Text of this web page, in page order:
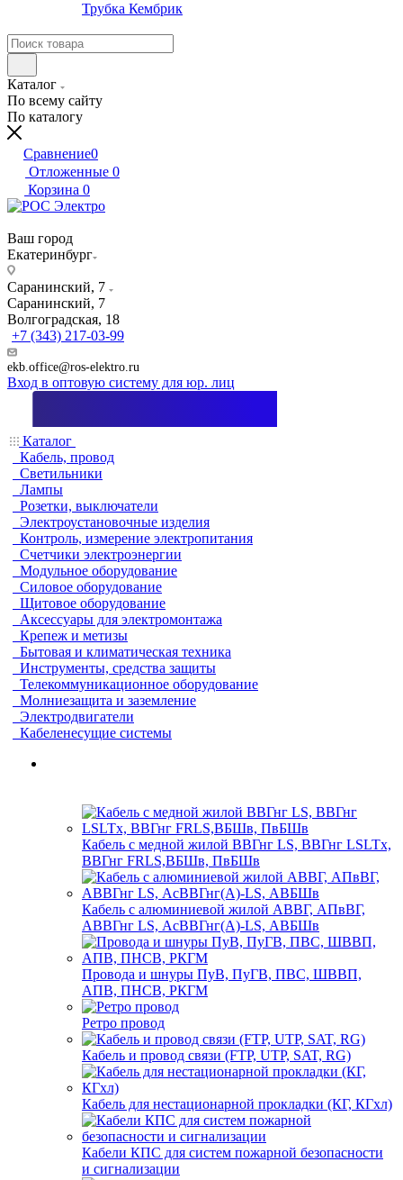
Трубка Кембрик
Каталог
По всему сайту
По каталогу
Сравнение0
Отложенные 0
Корзина 0
Ваш город
Екатеринбург
Саранинский, 7
Саранинский, 7
Волгоградская, 18
+7 (343) 217-03-99
ekb.office@ros-elektro.ru
Вход в оптовую систему для юр. лиц
Каталог
Кабель, провод
Светильники
Лампы
Розетки, выключатели
Электроустановочные изделия
Контроль, измерение электропитания
Счетчики электроэнергии
Модульное оборудование
Силовое оборудование
Щитовое оборудование
Аксессуары для электромонтажа
Крепеж и метизы
Бытовая и климатическая техника
Инструменты, средства защиты
Телекоммуникационное оборудование
Молниезащита и заземление
Электродвигатели
Кабеленесущие системы
Кабель с медной жилой ВВГнг LS, ВВГнг LSLTx,
ВВГнг FRLS,ВБШв, ПвБШв
Кабель с алюминиевой жилой АВВГ, АПвВГ,
АВВГнг LS, АсВВГнг(А)-LS, АВБШв
Провода и шнуры ПуВ, ПуГВ, ПВС, ШВВП,
АПВ, ПНСВ, РКГМ
Ретро провод
Кабель и провод связи (FTP, UTP, SAT, RG)
Кабель для нестационарной прокладки (КГ, КГхл)
Кабели КПС для систем пожарной безопасности
и сигнализации